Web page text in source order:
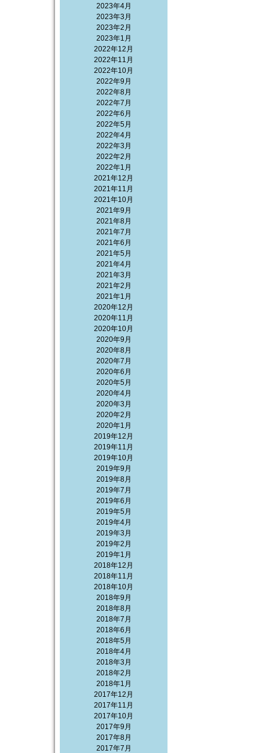
2023年4月
2023年3月
2023年2月
2023年1月
2022年12月
2022年11月
2022年10月
2022年9月
2022年8月
2022年7月
2022年6月
2022年5月
2022年4月
2022年3月
2022年2月
2022年1月
2021年12月
2021年11月
2021年10月
2021年9月
2021年8月
2021年7月
2021年6月
2021年5月
2021年4月
2021年3月
2021年2月
2021年1月
2020年12月
2020年11月
2020年10月
2020年9月
2020年8月
2020年7月
2020年6月
2020年5月
2020年4月
2020年3月
2020年2月
2020年1月
2019年12月
2019年11月
2019年10月
2019年9月
2019年8月
2019年7月
2019年6月
2019年5月
2019年4月
2019年3月
2019年2月
2019年1月
2018年12月
2018年11月
2018年10月
2018年9月
2018年8月
2018年7月
2018年6月
2018年5月
2018年4月
2018年3月
2018年2月
2018年1月
2017年12月
2017年11月
2017年10月
2017年9月
2017年8月
2017年7月